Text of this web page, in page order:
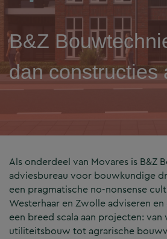
B&Z
dan constructies
Als onderdeel van Movares is B&Z
adviesbureau voor bouwkundige
een pragmatische no-nonsense
Westerhaar en Zwolle adviseren
een breed scala aan projecten:
utiliteitsbouw tot agrarische